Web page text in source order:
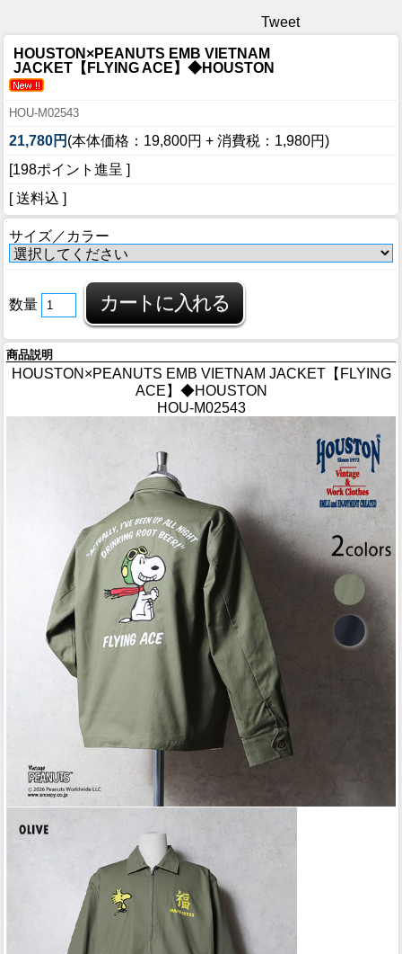
Tweet
HOUSTON×PEANUTS EMB VIETNAM
JACKET【FLYING ACE】◆HOUSTON
HOU-M02543
21,780円 (本体価格：19,800円 + 消費税：1,980円)
[198ポイント進呈 ]
[ 送料込 ]
サイズ／カラー
数量
商品説明
HOUSTON×PEANUTS EMB VIETNAM JACKET【FLYING
ACE】◆HOUSTON
HOU-M02543